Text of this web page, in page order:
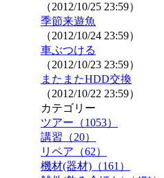
（2012/10/25 23:59）
季節来遊魚
（2012/10/24 23:59）
車ぶつける
（2012/10/23 23:59）
またまたHDD交換
（2012/10/22 23:59）
カテゴリー
ツアー（1053）
講習（20）
リペア（62）
機材(器材)（161）